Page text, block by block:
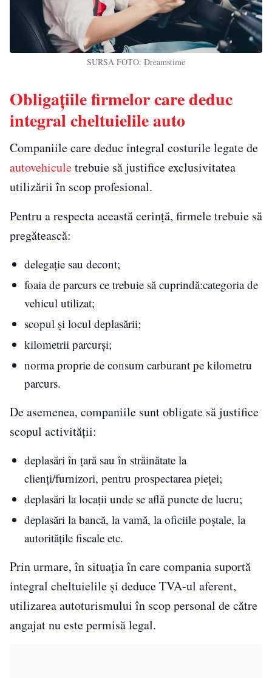
SURSA FOTO: Dreamstime
Obligațiile firmelor care deduc
integral cheltuielile auto
Companiile care deduc integral costurile legate de
autovehiculetrebuie să justifice exclusivitatea
utilizării în scop profesional.
Pentru a respecta această cerință, firmele trebuie să
pregătească:
delegaţie sau decont;
foaia de parcurs ce trebuie să cuprindă:categoria de
vehicul utilizat;
scopul şi locul deplasării;
kilometrii parcurşi;
norma proprie de consum carburant pe kilometru
parcurs.
De asemenea, companiile sunt obligate să justifice
scopul activității:
deplasări în ţară sau în străinătate la
clienţi/furnizori, pentru prospectarea pieţei;
deplasări la locaţii unde se află puncte de lucru;
deplasări la bancă, la vamă, la oficiile poştale, la
autorităţile fiscale etc.
Prin urmare, în situația în care compania suportă
integral cheltuielile și deduce TVA-ul aferent,
utilizarea autoturismului în scop personal de către
angajat nu este permisă legal.